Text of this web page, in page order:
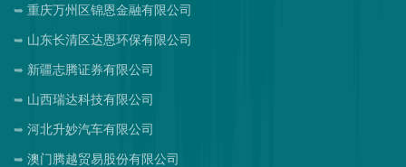
重庆万州区锦恩金融有限公司
山东长清区达恩环保有限公司
新疆志腾证券有限公司
山西瑞达科技有限公司
河北升妙汽车有限公司
澳门腾越贸易股份有限公司